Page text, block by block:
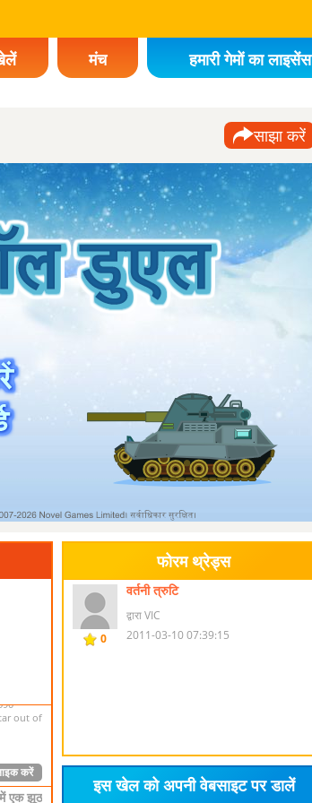
मंच हमारी गेमों का लाइसेंस
साझा करें
के
ago.
करें
ढक
ढक
पर ले
the
the
करें
खेल में
out of
करें
एक झूठ
फोरम थ्रेड्स
0
वर्तनी त्रुटि
द्वारा VIC
2011-03-10 07:39:15
इस खेल को अपनी वेबसाइट पर डालें